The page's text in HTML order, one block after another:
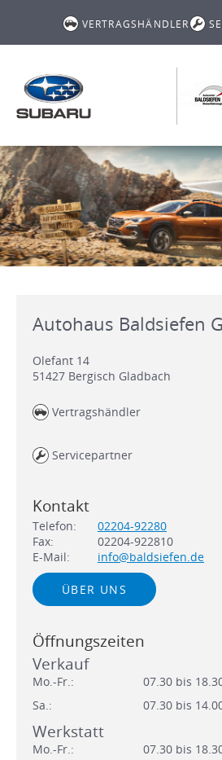
VERTRAGSHÄNDLER
Autohaus Baldsiefen
Olefant 14
51427 Bergisch Gladbach
Vertragshändler
Servicepartner
Kontakt
Telefon:
02204-92280
Fax:
02204-922810
E-Mail:
info@baldsiefen.de
ÜBER UNS
Öffnungszeiten
Verkauf
Mo.-Fr.:
07.30 bis
Sa.:
07.30 bis
Werkstatt
Mo.-Fr.:
07.30 bis